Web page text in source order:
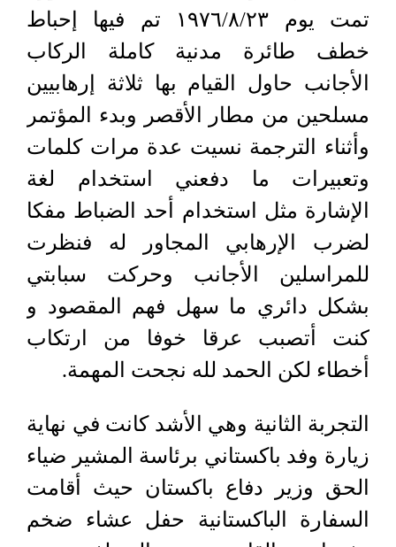
تمت يوم ١٩٧٦/٨/٢٣ تم فيها إحباط
خطف طائرة مدنية كاملة الركاب
الأجانب حاول القيام بها ثلاثة إرهابيين
مسلحين من مطار الأقصر وبدء المؤتمر
وأثناء الترجمة نسيت عدة مرات كلمات
وتعبيرات ما دفعني استخدام لغة
الإشارة مثل استخدام أحد الضباط مفكا
لضرب الإرهابي المجاور له فنظرت
للمراسلين الأجانب وحركت سبابتي
بشكل دائري ما سهل فهم المقصود و
كنت أتصبب عرقا خوفا من ارتكاب
أخطاء لكن الحمد لله نجحت المهمة.
التجربة الثانية وهي الأشد كانت في نهاية
زيارة وفد باكستاني برئاسة المشير ضياء
الحق وزير دفاع باكستان حيث أقامت
السفارة الباكستانية حفل عشاء ضخم